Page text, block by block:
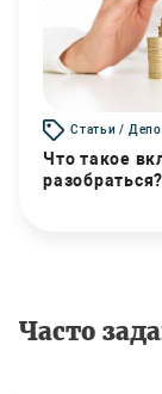
Статьи /
Что такое
разобраться?
Часто